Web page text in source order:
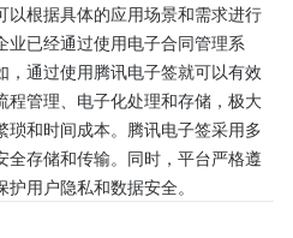
以根据具体的应用场景和需求进行
业已经通过使用电子合同管理系
通过使用腾讯电子签就可以有效
程管理、电子化处理和存储，极大
和时间成本。腾讯电子签采用多
存储和传输。同时，平台严格遵
用户隐私和数据安全。